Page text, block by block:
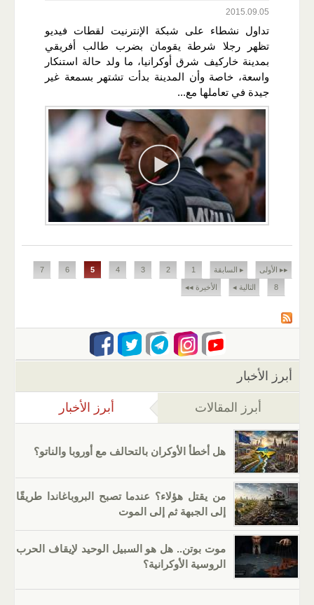
2015.09.05
تداول نشطاء على شبكة الإنترنيت لقطات فيديو
تظهر رجلا شرطة يقومان بضرب طالب أفريقي
بمدينة خاركيف شرق أوكرانيا، ما ولد حالة استنكار
واسعة، خاصة وأن المدينة بدأت تشتهر بسمعة غير
جيدة في تعاملها مع...
الصفحات
▸▸ الأولى ▸ السابقة 1
2
3
4
5
6
7
8 التالية ◂ الأخيرة ◂◂
أبرز الأخبار
أبرز المقالات أبرز الأخبار
هل أخطأ الأوكران بالتحالف مع أوروبا والناتو؟
من يقتل هؤلاء؟ عندما تصبح البروباغاندا طريقًا
إلى الجبهة ثم إلى الموت
موت بوتن.. هل هو السبيل الوحيد لإيقاف الحرب
الروسية الأوكرانية؟